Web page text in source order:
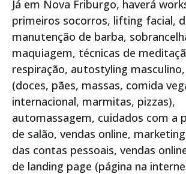
Já em Nova Friburgo, haverá
primeiros socorros, lifting facial,
manutenção de barba,
maquiagem, técnicas de
respiração, autostyling
(doces, pães, massas, comida
internacional, marmitas, pizzas),
automassagem, cuidados com a
de salão, vendas online,
das contas pessoais, vendas
de landing page (página na